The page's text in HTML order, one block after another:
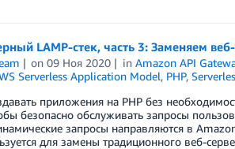
LAMP-стек, часть 3: Заменяем
on09 Ноя 2020 inAmazon API
Serverless Application Model, PHP,
приложения на PHP без
безопасно обслуживать запросы
запросы направляются в
для замены традиционного веб-